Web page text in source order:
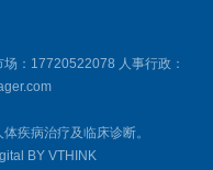
：17720522078 人事行政：
疾病治疗及临床诊断。
BY VTHINK